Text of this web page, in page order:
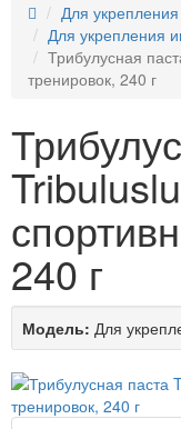
Для
Для укрепления
Трибулусная
тренировок, 240 г
240 г
Модель: Для